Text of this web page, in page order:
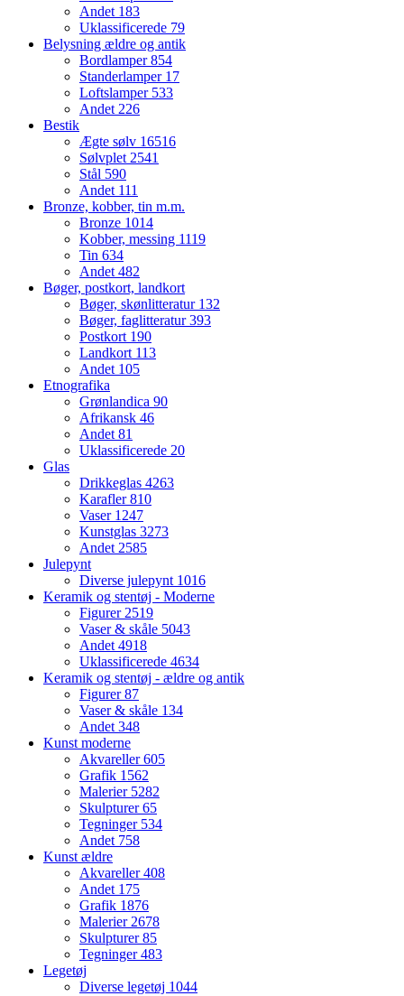
Andet 183
Uklassificerede 79
Belysning ældre og antik
Bordlamper854
Standerlamper 17
Loftslamper 533
Andet 226
Bestik
Ægte sølv 16516
Sølvplet 2541
Stål 590
Andet 111
Bronze, kobber, tin m.m.
Bronze 1014
Kobber, messing 1119
Tin 634
Andet 482
Bøger, postkort, landkort
Bøger, skønlitteratur 132
Bøger, faglitteratur393
Postkort 190
Landkort 113
Andet 105
Etnografika
Grønlandica 90
Afrikansk 46
Andet 81
Uklassificerede 20
Glas
Drikkeglas 4263
Karafler810
Vaser 1247
Kunstglas 3273
Andet 2585
Julepynt
Diverse julepynt 1016
Keramik og stentøj - Moderne
Figurer 2519
Vaser & skåle 5043
Andet 4918
Uklassificerede 4634
Keramik og stentøj - ældre og antik
Figurer87
Vaser & skåle 134
Andet 348
Kunst moderne
Akvareller605
Grafik 1562
Malerier 5282
Skulpturer65
Tegninger 534
Andet 758
Kunst ældre
Akvareller408
Andet 175
Grafik 1876
Malerier 2678
Skulpturer85
Tegninger483
Legetøj
Diverse legetøj 1044